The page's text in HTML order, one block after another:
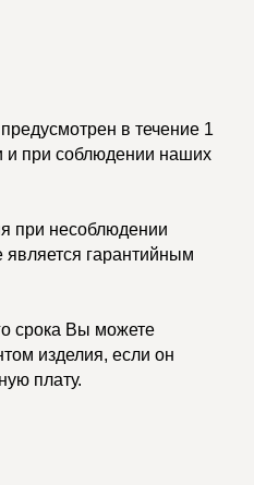
в течение 1
и при соблюдении наших
при несоблюдении
является гарантийным
срока Вы можете
изделия, если он
плату.